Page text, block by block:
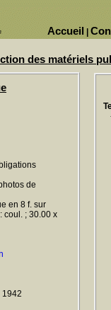
Accueil
des matériels
de
en 8 f. sur
coul. ; 30.00 x
1942